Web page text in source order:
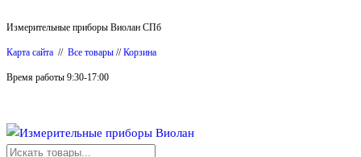
к
содержимому
Измерительные приборы Виолан СПб
Карта сайта // Все товары //Корзина
Время работы 9:30-17:00